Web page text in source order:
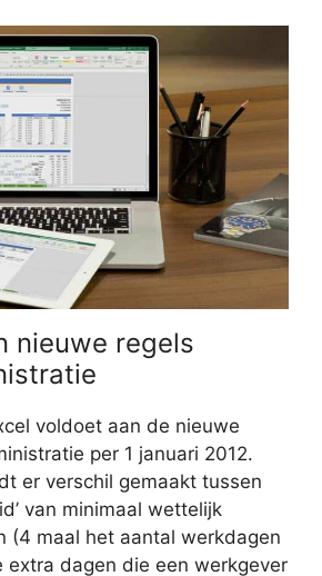
nieuwe regels
voldoet aan de nieuwe
per 1 januari 2012.
er verschil gemaakt tussen
van minimaal wettelijk
(4 maal het aantal werkdagen
extra dagen die een werkgever